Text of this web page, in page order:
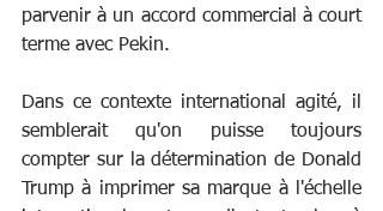
parvenir à un accord commercial à court
terme avec Pekin.
Dans ce contexte international agité, il
semblerait qu'on puisse toujours
compter sur la détermination de Donald
Trump à imprimer sa marque à l'échelle